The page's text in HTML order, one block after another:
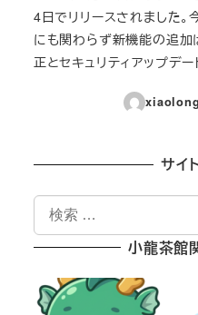
4日でリリースされました
にも関わらず新機能の追加
正とセキュリティアップデー
xiaolong
サイ
検
索
小龍茶館